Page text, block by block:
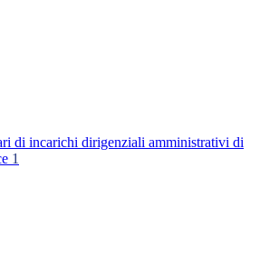
di incarichi dirigenziali amministrativi di
1